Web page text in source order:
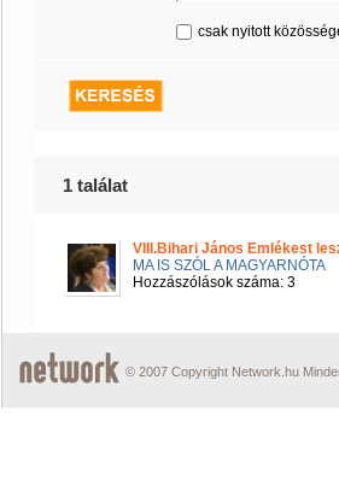
csak nyitott
1 találat
VIII.Bihari János Emlékest
MA IS SZÓL A MAGYARNÓTA
Hozzászólások száma: 3
© 2007 Copyright Network.hu